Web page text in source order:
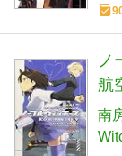
ノ
航
南